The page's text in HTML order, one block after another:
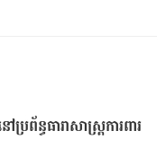
រព័ន្ធធារាសាស្រ្តការពារ